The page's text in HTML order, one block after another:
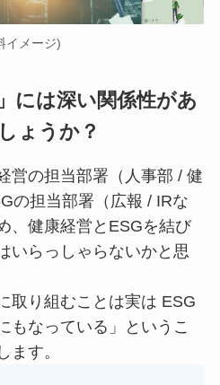
イメージ)
には深い関係性があ
ょうか？
営の担当部署（⼈事部 / 健
の担当部署（広報 / IRな
、健康経営とESGを結び
いらっしゃらないかと思
取り組むことは実は ESG
もなっている」というこ
ます。